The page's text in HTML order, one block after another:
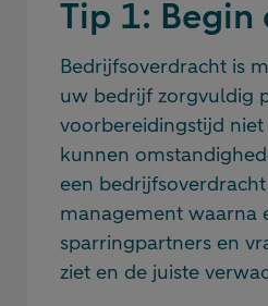
Tip 1:
Bedrijfsoverdracht is
uw bedrijf zorgvuldig
voorbereidingstijd niet
kunnen
een
management waarna
sparringpartners en
ziet en de juiste